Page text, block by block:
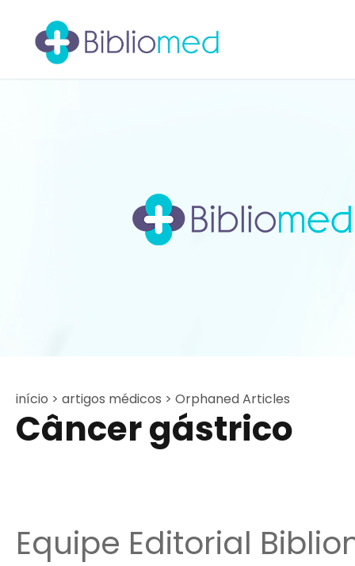
início > artigos médicos > Orphaned Articles
Câncer gástrico
Equipe Editorial